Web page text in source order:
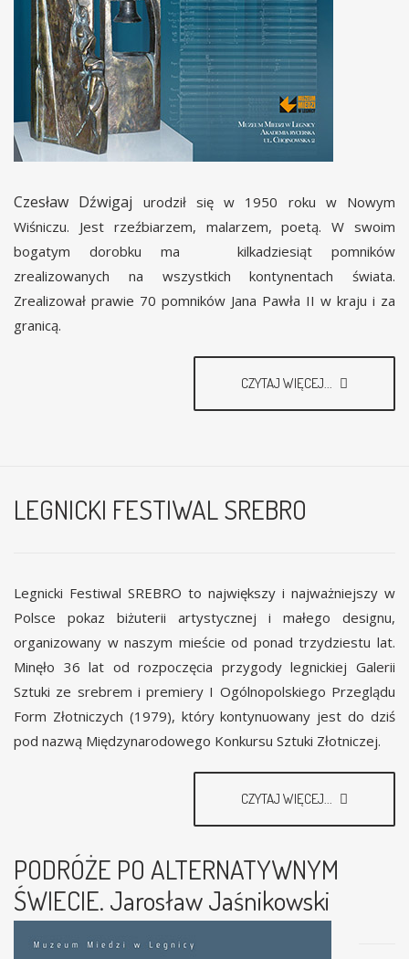
Czesław Dźwigaj urodził się w 1950 roku w Nowym
Wiśniczu. Jest rzeźbiarzem, malarzem, poetą. W swoim
bogatym dorobku ma kilkadziesiąt pomników
zrealizowanych na wszystkich kontynentach świata.
Zrealizował prawie 70 pomników Jana Pawła II w kraju i za
granicą.
CZYTAJ WIĘCEJ...
LEGNICKI FESTIWAL SREBRO
Legnicki Festiwal SREBRO to największy i najważniejszy w
Polsce pokaz biżuterii artystycznej i małego designu,
organizowany w naszym mieście od ponad trzydziestu lat.
Minęło 36 lat od rozpoczęcia przygody legnickiej Galerii
Sztuki ze srebrem i premiery I Ogólnopolskiego Przeglądu
Form Złotniczych (1979), który kontynuowany jest do dziś
pod nazwą Międzynarodowego Konkursu Sztuki Złotniczej.
CZYTAJ WIĘCEJ...
PODRÓŻE PO ALTERNATYWNYM
ŚWIECIE. Jarosław Jaśnikowski